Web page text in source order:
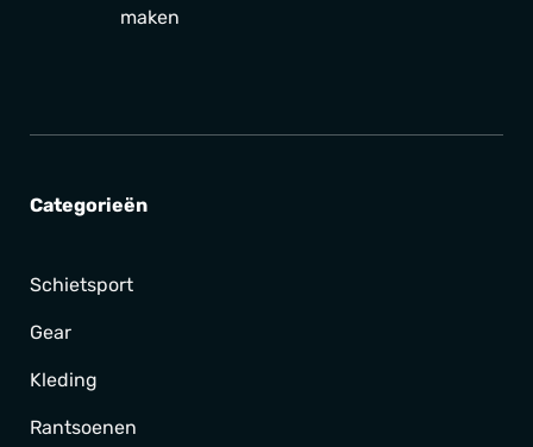
maken
Categorieën
Schietsport
Gear
Kleding
Rantsoenen